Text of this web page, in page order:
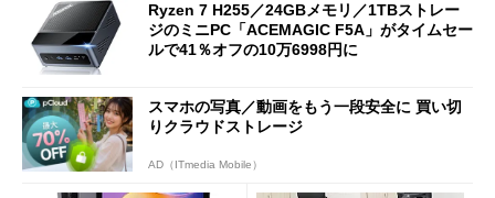
Ryzen 7 H255／24GBメモリ／1TBストレー
ジのミニPC「ACEMAGIC F5A」がタイムセー
ルで41％オフの10万6998円に
スマホの写真／動画をもう一段安全に 買い切
りクラウドストレージ
AD（ITmedia Mobile）